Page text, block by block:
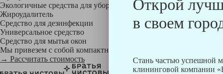
Открой
в своем
Стань частью успешной
клининговой компании
Экологичные средства для уборки немецкой марки Kiehl:
Жироудалитель
Средство для дезинфекции
Универсальное средство
Средство для мытья окон
Мы привезем с собой компактный профессиональный
→ Рассчитать стоимость